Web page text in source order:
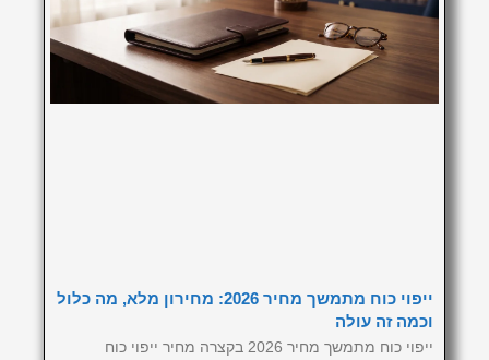
ייפוי כוח מתמשך מחיר 2026: מחירון מלא, מה כלול
וכמה זה עולה
ייפוי כוח מתמשך מחיר 2026 בקצרה מחיר ייפוי כוח